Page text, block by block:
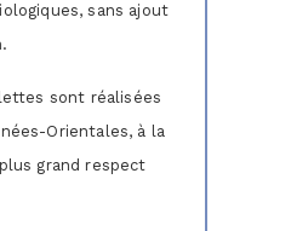
sans ajout
sont réalisées
Orientales, à la
grand respect